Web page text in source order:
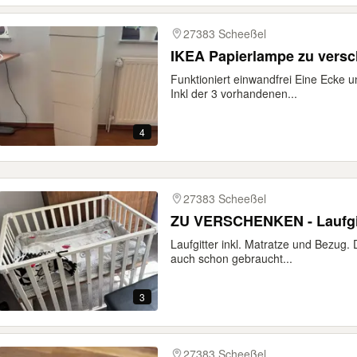
4
27383 Scheeßel
IKEA Papierlampe zu
Funktioniert einwandfrei Eine Ecke
Inkl der 3 vorhandenen...
3
27383 Scheeßel
ZU VERSCHENKEN -
Laufgitter inkl. Matratze und Bezug.
auch schon gebraucht...
27383 Scheeßel